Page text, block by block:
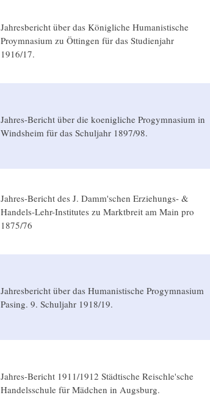
Jahresbericht über das Königliche Humanistische
Proymnasium zu Öttingen für das Studienjahr
1916/17.
Jahres-Bericht über die koenigliche Progymnasium in
Windsheim für das Schuljahr 1897/98.
Jahres-Bericht des J. Damm'schen Erziehungs- &
Handels-Lehr-Institutes zu Marktbreit am Main pro
1875/76
Jahresbericht über das Humanistische Progymnasium
Pasing. 9. Schuljahr 1918/19.
Jahres-Bericht 1911/1912 Städtische Reischle'sche
Handelsschule für Mädchen in Augsburg.